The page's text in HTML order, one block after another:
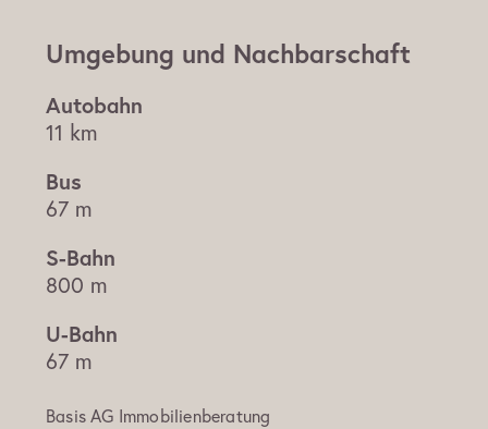
Umgebung und Nachbarschaft
11 km
67 m
800 m
67 m
Basis AG Immobilienberatung